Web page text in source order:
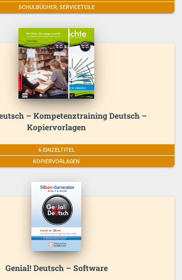
SCHULBÜCHER, SERVICETEILE
– Kompetenztraining Deutsch –
Kopiervorlagen
6 EINZELTITEL
KOPIERVORLAGEN
Genial! Deutsch – Software